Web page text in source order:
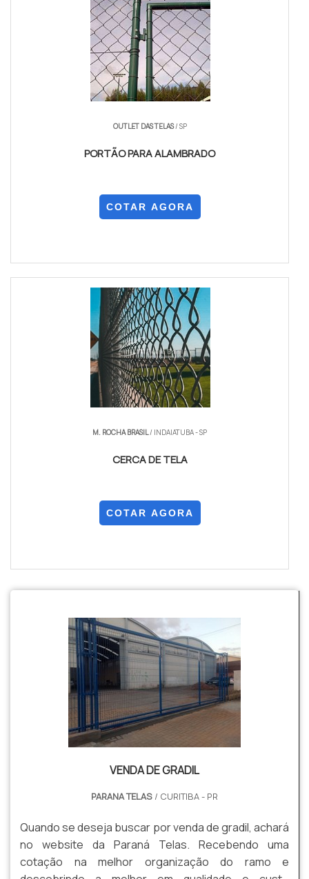
OUTLET DAS TELAS/ SP
PORTÃO PARA ALAMBRADO
COTAR AGORA
M. ROCHA BRASIL/ INDAIATUBA - SP
CERCA DE TELA
COTAR AGORA
VENDA DE GRADIL
PARANA TELAS / CURITIBA - PR
Quando se deseja buscar por venda de gradil, achará
no website da Paraná Telas. Recebendo uma
cotação na melhor organização do ramo e